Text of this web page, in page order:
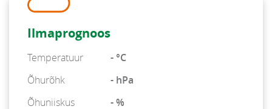
Ilmaprognoos
Temperatuur
- °C
Õhurõhk
- hPa
Õhuniiskus
- %